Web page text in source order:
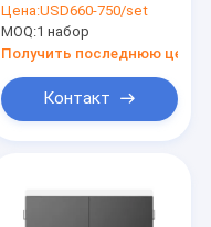
поручая
Цена:USD660-750/set
MOQ:1 набор
Получить последнюю цену
Контакт